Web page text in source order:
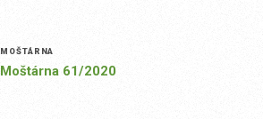
MOŠTÁRNA
Moštárna 61/2020